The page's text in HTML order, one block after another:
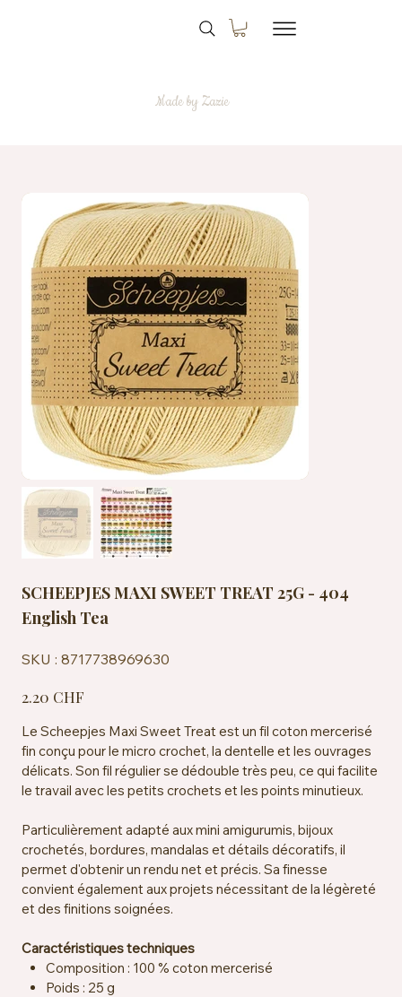
Made by Zazie
SCHEEPJES MAXI SWEET TREAT 25G - 404
English Tea
SKU : 8717738969630
8717738969630
2.20 CHF
Le Scheepjes Maxi Sweet Treat est un fil coton mercerisé
fin conçu pour le micro crochet, la dentelle et les ouvrages
délicats. Son fil régulier se dédouble très peu, ce qui facilite
le travail avec les petits crochets et les points minutieux.
Particulièrement adapté aux mini amigurumis, bijoux
crochetés, bordures, mandalas et détails décoratifs, il
permet d'obtenir un rendu net et précis. Sa finesse
convient également aux projets nécessitant de la légèreté
et des finitions soignées.
Caractéristiques techniques
Composition : 100 % coton mercerisé
Poids : 25 g